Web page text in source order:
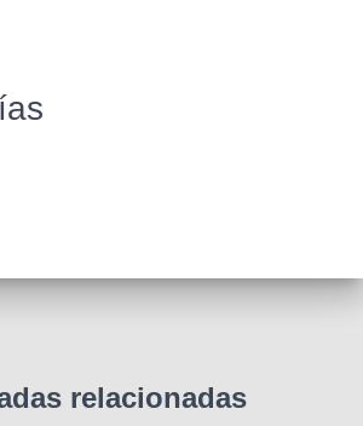
relacionadas